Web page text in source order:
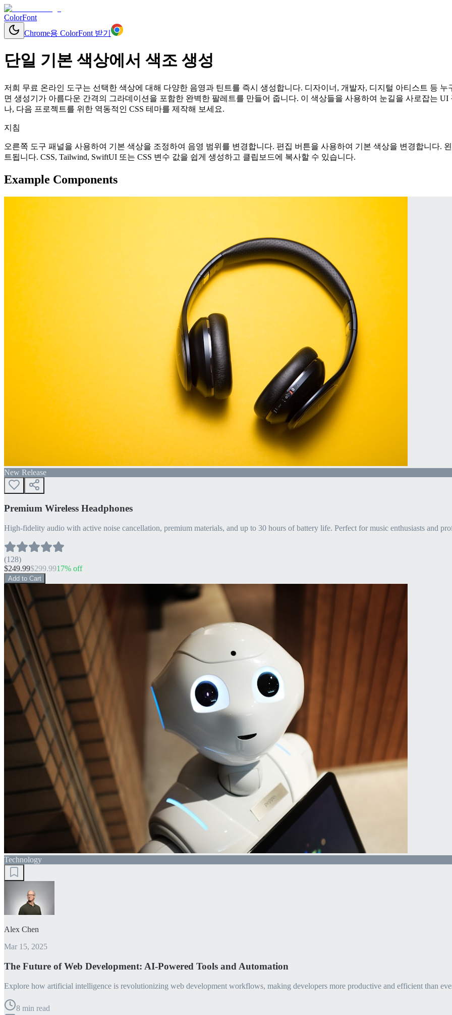
ColorFont
Chrome용 ColorFont 받기
단일 기본 색상에서 색조 생성
저희 무료 온라인 도구는 선택한 색상에 대해 다양한 음영과 틴트를 즉시 생성합니다. 디자이너, 개발자, 디지털 아티스트 등
면 생성기가 아름다운 간격의 그라데이션을 포함한 완벽한 팔레트를 만들어 줍니다. 이 색상들을 사용하여 눈길을 사로잡는
나, 다음 프로젝트를 위한 역동적인 CSS 테마를 제작해 보세요.
지침
오른쪽 도구 패널을 사용하여 기본 색상을 조정하여 음영 범위를 변경합니다. 편집 버튼을 사용하여 기본 색상을 변경합니다.
트됩니다. CSS, Tailwind, SwiftUI 또는 CSS 변수 값을 쉽게 생성하고 클립보드에 복사할 수 있습니다.
Example Components
New Release
Premium Wireless Headphones
High-fidelity audio with active noise cancellation, premium materials, and up to 30 hours of battery life. Perfect for music enthusiasts and
(128)
$249.99$299.9917% off
Add to Cart
Technology
Alex Chen
Mar 15, 2025
The Future of Web Development: AI-Powered Tools and Automation
Explore how artificial intelligence is revolutionizing web development workflows, making developers more productive and efficient than
8 min read